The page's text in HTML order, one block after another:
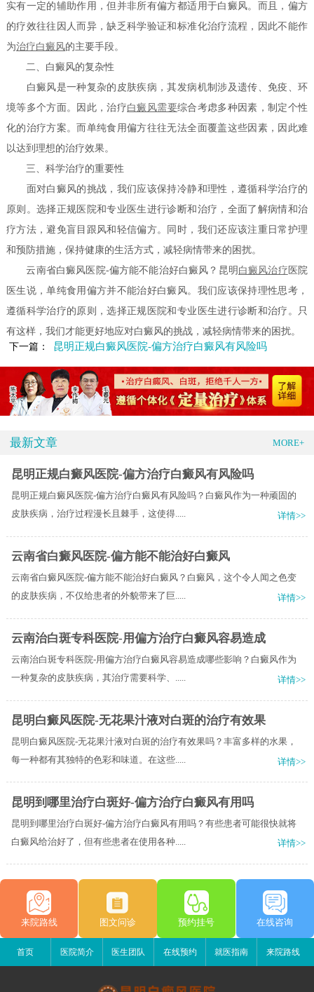
实有一定的辅助作用，但并非所有偏方都适用于白癜风。而且，偏方
的疗效往往因人而异，缺乏科学验证和标准化治疗流程，因此不能作
为治疗白癜风的主要手段。
二、白癜风的复杂性
白癜风是一种复杂的皮肤疾病，其发病机制涉及遗传、免疫、环
境等多个方面。因此，治疗白癜风需要综合考虑多种因素，制定个性
化的治疗方案。而单纯食用偏方往往无法全面覆盖这些因素，因此难
以达到理想的治疗效果。
三、科学治疗的重要性
面对白癜风的挑战，我们应该保持冷静和理性，遵循科学治疗的
原则。选择正规医院和专业医生进行诊断和治疗，全面了解病情和治
疗方法，避免盲目跟风和轻信偏方。同时，我们还应该注重日常护理
和预防措施，保持健康的生活方式，减轻病情带来的困扰。
云南省白癜风医院-偏方能不能治好白癜风？昆明 白癜风治疗 医院
医生说，单纯食用偏方并不能治好白癜风。我们应该保持理性思考，
遵循科学治疗的原则，选择正规医院和专业医生进行诊断和治疗。只
有这样，我们才能更好地应对白癜风的挑战，减轻病情带来的困扰。
下一篇：
昆明正规白癜风医院-偏方治疗白癜风有风险吗
最新文章 MORE+
昆明正规白癜风医院-偏方治疗白癜风有风险吗
昆明正规白癜风医院-偏方治疗白癜风有风险吗？白癜风作为一种顽固的
皮肤疾病，治疗过程漫长且棘手，这使得.....
详情>>
云南省白癜风医院-偏方能不能治好白癜风
云南省白癜风医院-偏方能不能治好白癜风？白癜风，这个令人闻之色变
的皮肤疾病，不仅给患者的外貌带来了巨.....
详情>>
云南治白斑专科医院-用偏方治疗白癜风容易造成
云南治白斑专科医院-用偏方治疗白癜风容易造成哪些影响？白癜风作为
一种复杂的皮肤疾病，其治疗需要科学、.....
详情>>
昆明白癜风医院-无花果汁液对白斑的治疗有效果
昆明白癜风医院-无花果汁液对白斑的治疗有效果吗？丰富多样的水果，
每一种都有其独特的色彩和味道。在这些.....
详情>>
昆明到哪里治疗白斑好-偏方治疗白癜风有用吗
昆明到哪里治疗白斑好-偏方治疗白癜风有用吗？有些患者可能很快就将
白癜风给治好了，但有些患者在使用各种.....
详情>>
来院路线 图文问诊 预约挂号 在线咨询
首页 医院简介 医生团队 在线预约 就医指南 来院路线